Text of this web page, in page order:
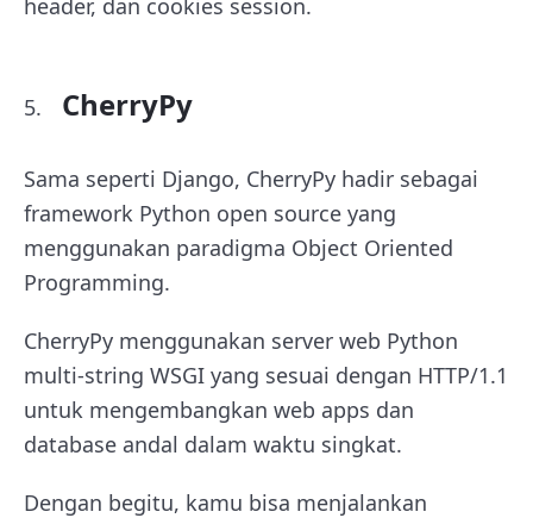
CherryPy
Sama seperti Django, CherryPy hadir sebagai
framework Python open source yang
menggunakan paradigma Object Oriented
Programming.
CherryPy menggunakan server web Python
multi-string WSGI yang sesuai dengan HTTP/1.1
untuk mengembangkan web apps dan
database andal dalam waktu singkat.
Dengan begitu, kamu bisa menjalankan